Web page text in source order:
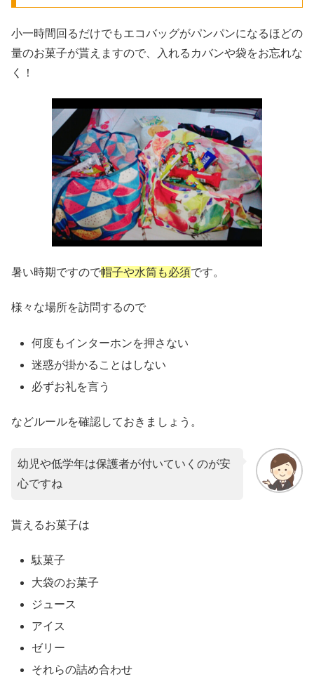
小一時間回るだけでもエコバッグがパンパンになるほどの
量のお菓子が貰えますので、入れるカバンや袋をお忘れな
く！
暑い時期ですので帽子や水筒も必須です。
様々な場所を訪問するので
何度もインターホンを押さない
迷惑が掛かることはしない
必ずお礼を言う
などルールを確認しておきましょう。
幼児や低学年は保護者が付いていくのが安
心ですね
貰えるお菓子は
駄菓子
大袋のお菓子
ジュース
アイス
ゼリー
それらの詰め合わせ